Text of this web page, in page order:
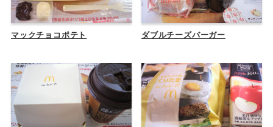
マックチョコポテト ダブルチーズバーガー